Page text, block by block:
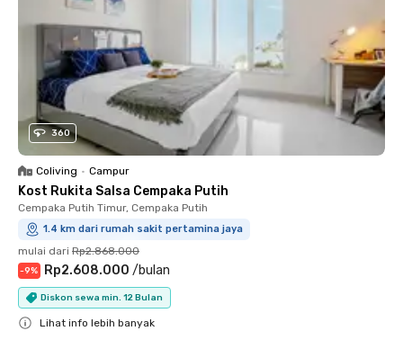
360
Coliving • Campur
Kost Rukita Salsa Cempaka Putih
Cempaka Putih Timur, Cempaka Putih
1.4 km dari rumah sakit pertamina jaya
mulai dari Rp2.868.000
-9% Rp2.608.000 /bulan
Diskon sewa min. 12 Bulan
Lihat info lebih banyak